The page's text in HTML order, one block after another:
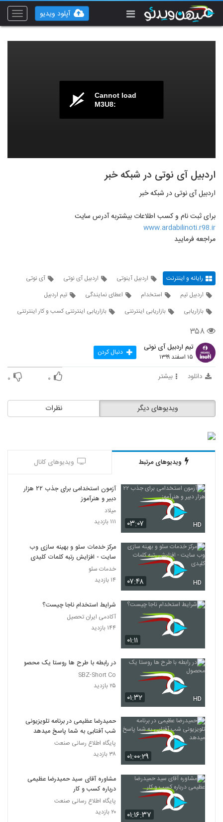
Toggle
آپلود ویدیو
Cannot load
M3U8:
اردبیل آی نوتی در شبکه خبر
اردبیل آی نوتی در شبکه خبر
برای ثبت نام و کسب اطلاعات بیشتربه آدرس سایت
www.ardabilinoti.r98.ir
مراجعه فرمایید
رایانه و اینترنت اردبیل آینوتی اردبیل آی نوتی
آی نوتی
اردبیل تیم
استخدام اعطای نمایندگی
تیم اردبیل
بازاریابی
بازاریابی اینترنتی بازاریابی اینترنتی کسب و کار اینترنتی
۳۵۸
تیم اردبیل آی نوتی
۱۵ اسفند ۱۳۹۹ دنبال کردن
دانلود بیشتر ۰ ۰
نظرات ویدیوهای دیگر
ویدیوهای مرتبط ویدیوهای کانال
۰۳:۰۷ HD
آزمون استخدامی برای جذب ۲۲ هزار
دبیر و هنرآموز
میلاد
۱۱۱ بازدید
۰۷:۴۸ HD
مرکز خدمات سئو و بهینه سازی وب
سایت - افزایش رتبه کلمات کلیدی
خدمات سئو
۱۴ بازدید
۰۱:۱۱
شرایط استخدام ناجا چیست؟
آکادمی ایران تحصیل
۱۴۴ بازدید
۰۱:۳۲ HD
در رابطه با طرح ها روستا یک محصول
SBZ-Short Co
۲۵ بازدید
۰۱:۰۰:۲۹
حمیدرضا عظیمی در برنامه تلویزیونی
شب آفتابی به شما پاسخ میدهد
پایگاه اطلاع رسانی صنعت
۳۸ بازدید
۰۱:۱۶:۳۷
مشاوره آقای سید حمیدرضا عظیمی
درباره کسب و کار
پایگاه اطلاع رسانی صنعت
۲۰ بازدید